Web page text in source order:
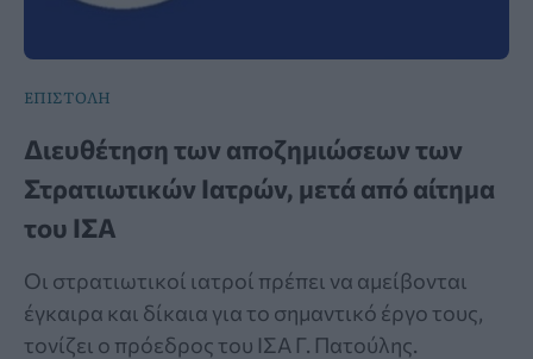
ΕΠΙΣΤΟΛΗ
Διευθέτηση των αποζημιώσεων των
Στρατιωτικών Ιατρών, μετά από αίτημα
του ΙΣΑ
Οι στρατιωτικοί ιατροί πρέπει να αμείβονται
έγκαιρα και δίκαια για το σημαντικό έργο τους,
τονίζει ο πρόεδρος του ΙΣΑ Γ. Πατούλης.